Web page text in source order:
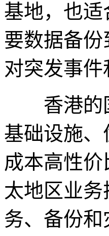
基地，也
要数据备
对突发事件
香港的国
基础设施
成本高性
太地区业
务、备份